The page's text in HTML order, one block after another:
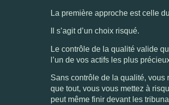
La première approche est celle
Il s’agit d’un choix risqué.
Le contrôle de la qualité valide
l’un de vos actifs les plus
Sans contrôle de la qualité, vous
que tout, vous vous mettez à
peut même finir devant les